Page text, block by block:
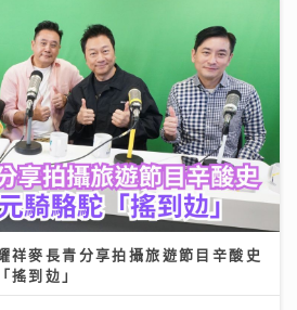
祥麥長青分享拍攝旅遊節目辛酸史
搖到攰」